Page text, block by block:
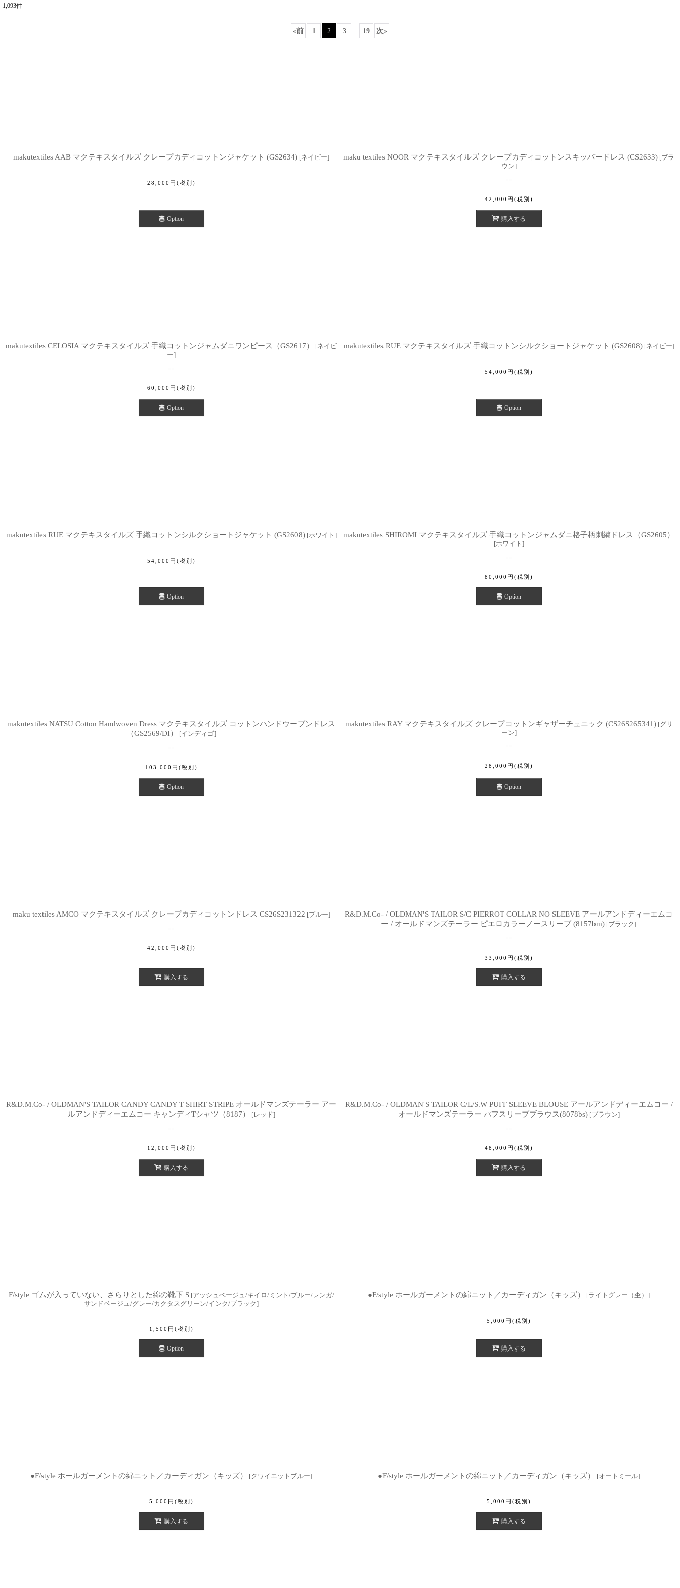
1,093件
«前 1 2 3 19 次»
makutextiles AAB マクテキスタイルズ クレープカディコットンジャケット (GS2634) [ネイビー]
28,000 円 (税別)
Option
maku textiles NOOR マクテキスタイルズ クレープカディコットンスキッパードレス (CS2633) [ブラ
ウン]
42,000 円 (税別)
購入する
makutextiles CELOSIA マクテキスタイルズ 手織コットンジャムダニワンピース（GS2617） [ネイビ
ー]
60,000 円 (税別)
Option
makutextiles RUE マクテキスタイルズ 手織コットンシルクショートジャケット (GS2608) [ネイビー]
54,000 円 (税別)
Option
makutextiles RUE マクテキスタイルズ 手織コットンシルクショートジャケット (GS2608) [ホワイト ]
54,000 円 (税別)
Option
makutextiles SHIROMI マクテキスタイルズ 手織コットンジャムダニ格子柄刺繍ドレス（GS2605）
[ホワイト ]
80,000 円 (税別)
Option
makutextiles NATSU Cotton Handwoven Dress マクテキスタイルズ コットンハンドウーブンドレス
（GS2569/DI）
[インディゴ]
103,000 円 (税別)
Option
makutextiles RAY マクテキスタイルズ クレープコットンギャザーチュニック (CS26S265341) [グリ
ーン]
28,000 円 (税別)
Option
maku textiles AMCO マクテキスタイルズ クレープカディコットンドレス CS26S231322 [ブルー]
42,000 円 (税別)
購入する
R&D.M.Co- / OLDMAN'S TAILOR S/C PIERROT COLLAR NO SLEEVE アールアンドディーエムコ
ー / オールドマンズテーラー ピエロカラーノースリーブ (8157bm) [ブラック]
33,000 円 (税別)
購入する
R&D.M.Co- / OLDMAN'S TAILOR CANDY CANDY T SHIRT STRIPE オールドマンズテーラー アー
ルアンドディーエムコー キャンディTシャツ（8187）
[レッド]
12,000 円 (税別)
購入する
R&D.M.Co- / OLDMAN'S TAILOR C/L/S.W PUFF SLEEVE BLOUSE アールアンドディーエムコー /
オールドマンズテーラー パフスリーブブラウス(8078bs) [ブラウン]
48,000 円 (税別)
購入する
F/style ゴムが入っていない、さらりとした綿の靴下 S [アッシュベージュ/キイロ/ミント/ブルー/レンガ/
サンドベージュ/グレー/カクタスグリーン/インク/ブラック]
1,500 円 (税別)
Option
●F/style ホールガーメントの綿ニット／カーディガン（キッズ） [ライトグレー（杢） ]
5,000 円 (税別)
購入する
●F/style ホールガーメントの綿ニット／カーディガン（キッズ） [クワイエットブルー]
5,000 円 (税別)
購入する
●F/style ホールガーメントの綿ニット／カーディガン（キッズ） [オートミール]
5,000 円 (税別)
購入する